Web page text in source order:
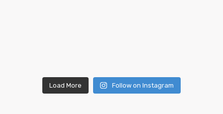
Load More Follow on Instagram